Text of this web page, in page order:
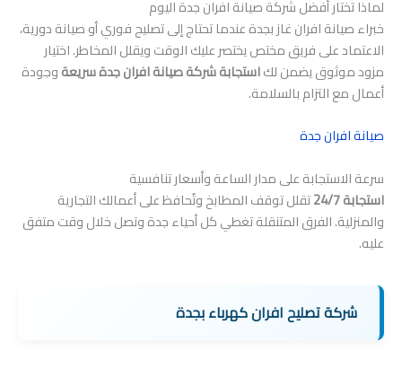
لماذا تختار أفضل شركة صيانة افران جدة اليوم
خبراء صيانة افران غاز بجدة عندما تحتاج إلى تصليح فوري أو صيانة دورية،
الاعتماد على فريق مختص يختصر عليك الوقت ويقلل المخاطر. اختيار
مزود موثوق يضمن لكاستجابة شركة صيانة افران جدة سريعةوجودة
أعمال مع التزام بالسلامة.
صيانة افران جدة
سرعة الاستجابة على مدار الساعة وأسعار تنافسية
استجابة 24/7
تقلل توقف المطابخ وتُحافظ على أعمالك التجارية
والمنزلية. الفرق المتنقلة تغطي كل أحياء جدة وتصل خلال وقت متفق
عليه.
شركة تصليح افران كهرباء بجدة